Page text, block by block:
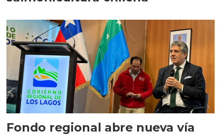
Fondo regional abre nueva vía